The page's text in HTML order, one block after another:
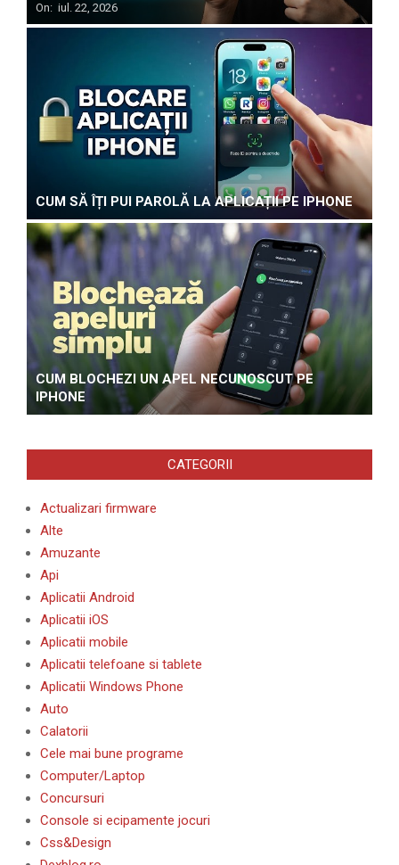
On: iul. 22, 2026
CUM SĂ ÎȚI PUI PAROLĂ LA APLICAȚII PE IPHONE
CUM BLOCHEZI UN APEL NECUNOSCUT PE
IPHONE
CATEGORII
Actualizari firmware
Alte
Amuzante
Api
Aplicatii Android
Aplicatii iOS
Aplicatii mobile
Aplicatii telefoane si tablete
Aplicatii Windows Phone
Auto
Calatorii
Cele mai bune programe
Computer/Laptop
Concursuri
Console si ecipamente jocuri
Css&Design